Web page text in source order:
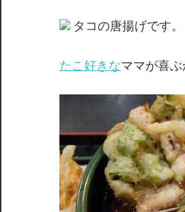
タコの唐揚げです
たこ好きなママが喜ぶ